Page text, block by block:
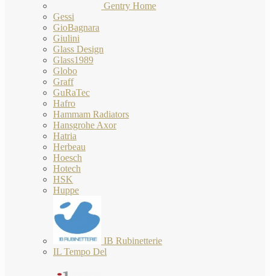
Gentry Home
Gessi
GioBagnara
Giulini
Glass Design
Glass1989
Globo
Graff
GuRaTec
Hafro
Hammam Radiators
Hansgrohe Axor
Hatria
Herbeau
Hoesch
Hotech
HSK
Huppe
IB Rubinetterie
IL Tempo Del